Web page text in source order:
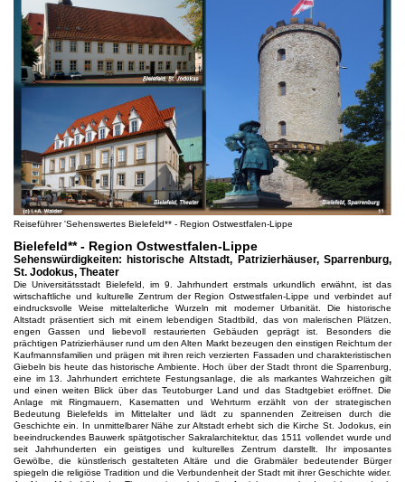
Reiseführer 'Sehenswertes Bielefeld** - Region Ostwestfalen-Lippe
Bielefeld** - Region Ostwestfalen-Lippe
Sehenswürdigkeiten: historische Altstadt, Patrizierhäuser, Sparrenburg,
St. Jodokus, Theater
Die Universitätsstadt Bielefeld, im 9. Jahrhundert erstmals urkundlich erwähnt, ist das
wirtschaftliche und kulturelle Zentrum der Region Ostwestfalen-Lippe und verbindet auf
eindrucksvolle Weise mittelalterliche Wurzeln mit moderner Urbanität. Die historische
Altstadt präsentiert sich mit einem lebendigen Stadtbild, das von malerischen Plätzen,
engen Gassen und liebevoll restaurierten Gebäuden geprägt ist. Besonders die
prächtigen Patrizierhäuser rund um den Alten Markt bezeugen den einstigen Reichtum der
Kaufmannsfamilien und prägen mit ihren reich verzierten Fassaden und charakteristischen
Giebeln bis heute das historische Ambiente. Hoch über der Stadt thront die Sparrenburg,
eine im 13. Jahrhundert errichtete Festungsanlage, die als markantes Wahrzeichen gilt
und einen weiten Blick über das Teutoburger Land und das Stadtgebiet eröffnet. Die
Anlage mit Ringmauern, Kasematten und Wehrturm erzählt von der strategischen
Bedeutung Bielefelds im Mittelalter und lädt zu spannenden Zeitreisen durch die
Geschichte ein. In unmittelbarer Nähe zur Altstadt erhebt sich die Kirche St. Jodokus, ein
beeindruckendes Bauwerk spätgotischer Sakralarchitektur, das 1511 vollendet wurde und
seit Jahrhunderten ein geistiges und kulturelles Zentrum darstellt. Ihr imposantes
Gewölbe, die künstlerisch gestalteten Altäre und die Grabmäler bedeutender Bürger
spiegeln die religiöse Tradition und die Verbundenheit der Stadt mit ihrer Geschichte wider.